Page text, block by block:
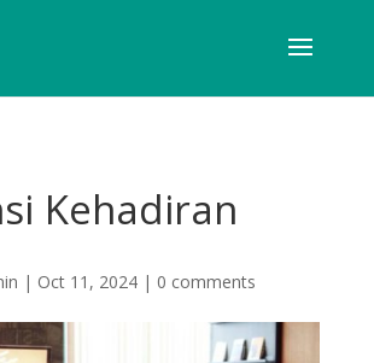
Kehadiran
| Oct 11, 2024| 0 comments